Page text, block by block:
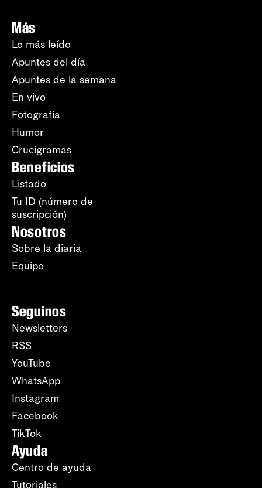
Más
Lo más leído
Apuntes del día
Apuntes de la semana
En vivo
Fotografía
Humor
Crucigramas
Beneficios
Listado
Tu ID (número de
suscripción)
Nosotros
Sobre la diaria
Equipo
Seguinos
Newsletters
RSS
YouTube
WhatsApp
Instagram
Facebook
TikTok
Ayuda
Centro de ayuda
Tutoriales